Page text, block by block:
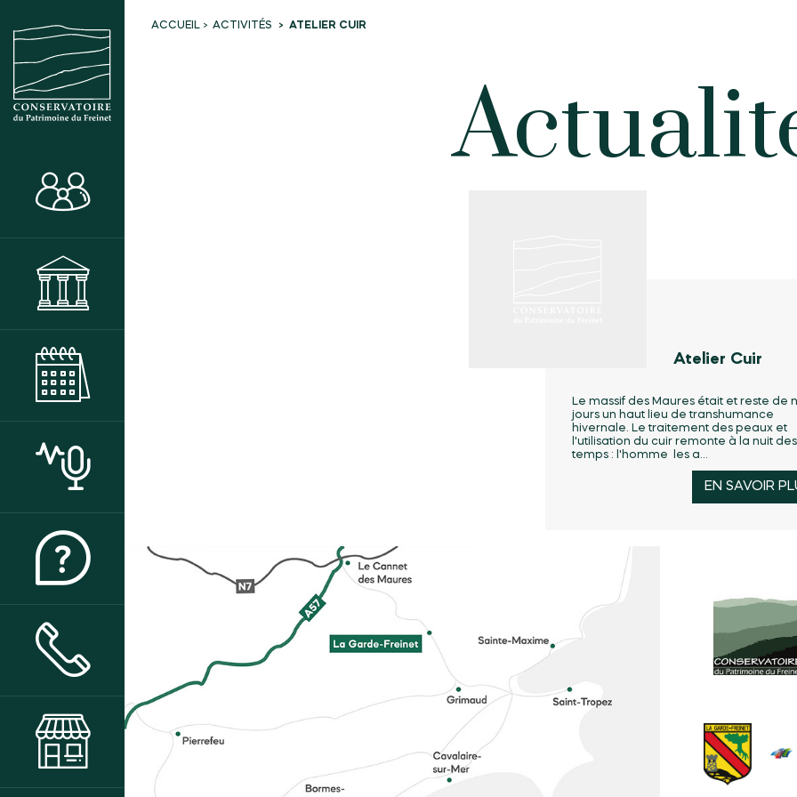
QUI SOMMES-NOUS ?
BOUTIQUE
ACCUEIL ACTIVITÉS ATELIER CUIR
Atelier Cuir
Le massif des Maures était et reste de
jours un haut lieu de transhumance
hivernale. Le traitement des peaux et
l'utilisation du cuir remonte à la nuit des
temps : l'homme les a...
EN SAVOIR